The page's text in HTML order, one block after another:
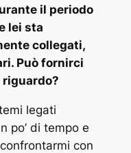
il periodo
lei sta
collegati,
Può fornirci
legati
po’ di tempo e
con